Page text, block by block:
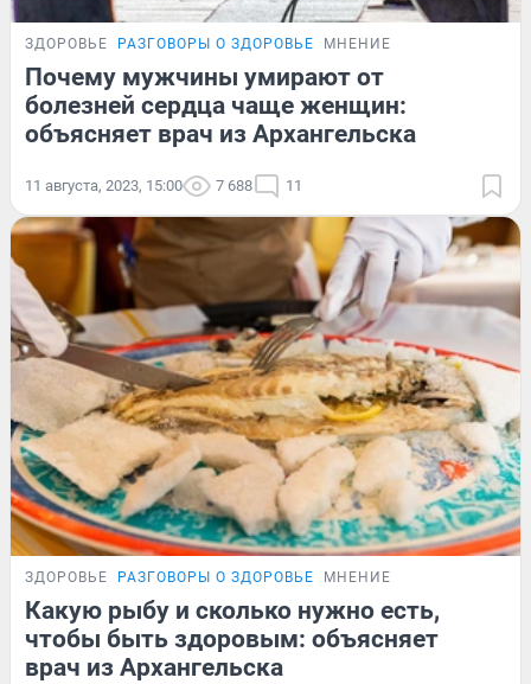
ЗДОРОВЬЕ РАЗГОВОРЫ О ЗДОРОВЬЕ МНЕНИЕ
Почему мужчины умирают от
болезней сердца чаще женщин:
объясняет врач из Архангельска
11 августа, 2023, 15:00 7 688 11
ЗДОРОВЬЕ РАЗГОВОРЫ О ЗДОРОВЬЕ МНЕНИЕ
Какую рыбу и сколько нужно есть,
чтобы быть здоровым: объясняет
врач из Архангельска